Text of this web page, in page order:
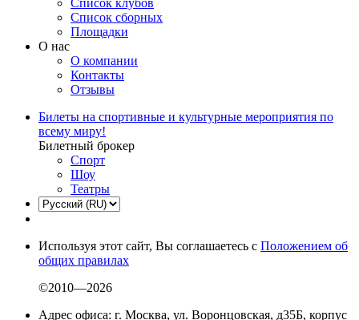
Список клубов
Список сборных
Площадки
О нас
О компании
Контакты
Отзывы
Билеты на спортивные и культурные мероприятия по
всему миру!
Билетный брокер
Спорт
Шоу
Театры
Используя этот сайт, Вы соглашаетесь с Положением об
общих правилах
©2010—2026
Адрес офиса: г. Москва, ул. Воронцовская, д35Б, корпус